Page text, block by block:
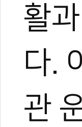
활
다.
관